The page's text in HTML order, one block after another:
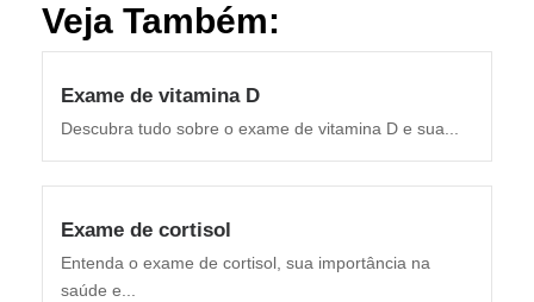
Veja Também:
Exame de vitamina D
Descubra tudo sobre o exame de vitamina D e sua...
Exame de cortisol
Entenda o exame de cortisol, sua importância na
saúde e...